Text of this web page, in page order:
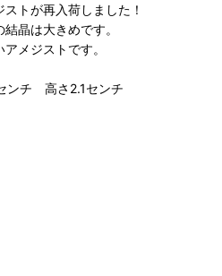
トが再入荷しました！
晶は大きめです。
メジストです。
チ 高さ2.1センチ